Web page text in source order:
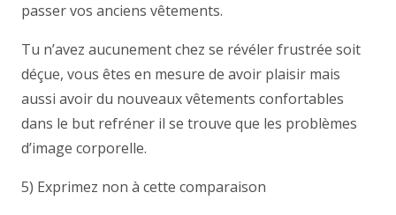
passer vos anciens vêtements.
Tu n’avez aucunement chez se révéler frustrée soit
déçue, vous êtes en mesure de avoir plaisir mais
aussi avoir du nouveaux vêtements confortables
dans le but refréner il se trouve que les problèmes
d’image corporelle.
5) Exprimez non à cette comparaison